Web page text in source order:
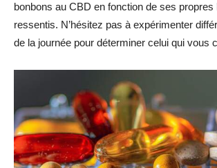
bonbons au CBD en fonction de ses propres
ressentis. N’hésitez pas à expérimenter
de la journée pour déterminer celui qui vous